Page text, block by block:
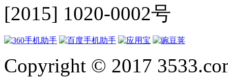
[2015] 1020-0002号
Copyright © 2017